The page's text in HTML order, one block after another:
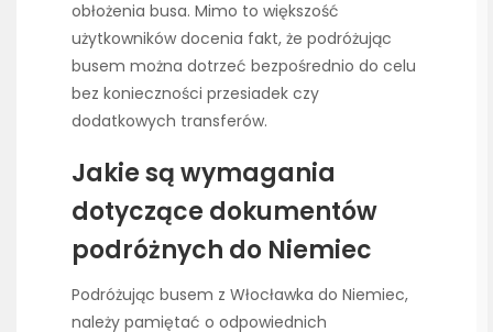
obłożenia busa. Mimo to większość
użytkowników docenia fakt, że podróżując
busem można dotrzeć bezpośrednio do celu
bez konieczności przesiadek czy
dodatkowych transferów.
Jakie są wymagania
dotyczące dokumentów
podróżnych do Niemiec
Podróżując busem z Włocławka do Niemiec,
należy pamiętać o odpowiednich